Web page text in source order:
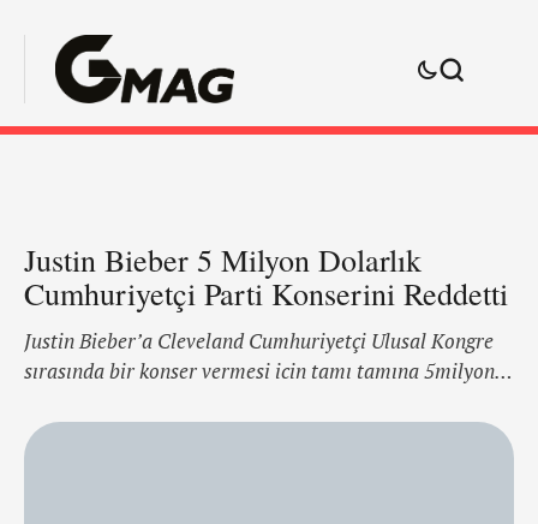
Justin Bieber 5 Milyon Dolarlık
Cumhuriyetçi Parti Konserini Reddetti
Justin Bieber’a Cleveland Cumhuriyetçi Ulusal Kongre
sırasında bir konser vermesi icin tamı tamına 5milyon
dedikodu sitelerine göre anlaşma kağıt üzerinde hoş
görünüyordu; nakit para, karşılanan masraflar ve